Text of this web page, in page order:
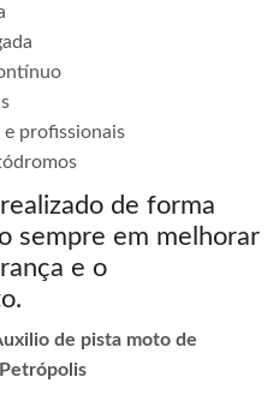
profissionais
de forma
sempre em melhorar
e o
de pista moto de